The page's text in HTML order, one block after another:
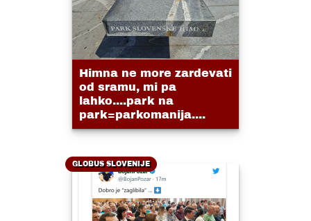
Himna ne more zardevati
od sramu, mi pa
lahko....park na
park=parkomanija....
GLOBUS SLOVENIJE